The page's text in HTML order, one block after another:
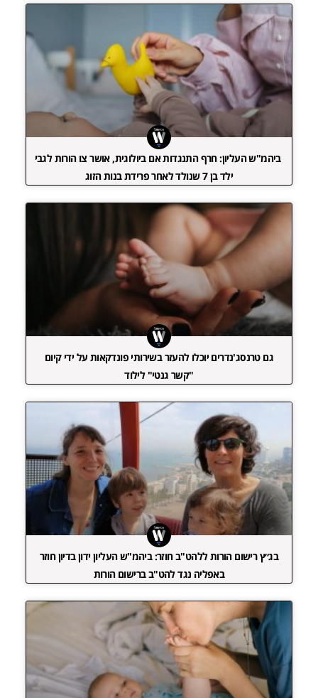
ביהמ"ש העליון: חרף התנגדות אם ביולוגית, אושר צו הורות לגבי
ילד בן 7 שנולד לאחר פרידת בנות הזוג
גם טרנסג'נדרים יוכלו להעזר בשירותי פונדקאות על ידי קיום
"קשר גנטי" לילוד
בג״ץ רישום הורות ללהט"ב חוזר: ביהמ"ש העליון ידון בדיון חוזר
באפליה נגד להט"ב ברישום הורות